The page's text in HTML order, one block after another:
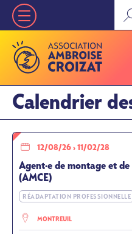
Aller
principal
Nav
principale
»
Niveau
1
Calendrier
12/08/26 › 11/02/28
Agent·e de montage et
(AMCE)
RÉADAPTATION PROFESSIONNELLE
MONTREUIL